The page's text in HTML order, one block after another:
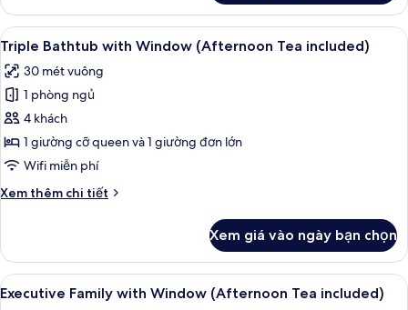
Deluxe
Double
Room,
Balcony,
City
View
Tea
included)
Xem
tất
cả
ảnh
Triple
Bathtub
with
(Afternoon
Triple Bathtub with Window
8
Triple Bathtub with Window (Afternoon Tea included)
30 mét vuông
1 phòng ngủ
4 khách
1 giường cỡ queen và 1 giường đơn lớn
Wifi miễn phí
Xem thêm chi tiết
Chi
Triple
Bathtub
with
Xem giá vào ngày bạn chọn
Xem
tất
Executive Family with Window
7
Executive Family with Window (Afternoon Tea included)